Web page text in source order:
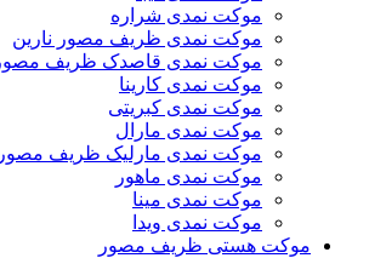
موکت نمدی شراره
موکت نمدی ظریف مصور نارین
موکت نمدی قاصدک ظریف مصور
موکت نمدی کارینا
موکت نمدی کبریتی
موکت نمدی مارال
موکت نمدی مارلیک ظریف مصور
موکت نمدی ماهور
موکت نمدی مینا
موکت نمدی ویدا
موکت هستی ظریف مصور